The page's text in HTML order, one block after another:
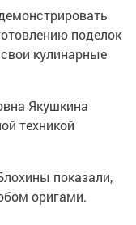
поделок
кулинарные
Якушкина
техникой
показали,
оригами.